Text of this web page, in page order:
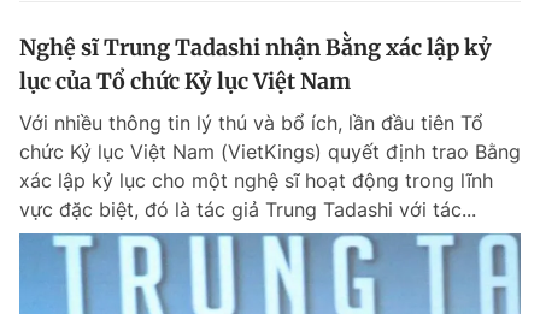
Nghệ sĩ Trung Tadashi nhận Bằng xác lập kỷ
lục của Tổ chức Kỷ lục Việt Nam
Với nhiều thông tin lý thú và bổ ích, lần đầu tiên Tổ
chức Kỷ lục Việt Nam (VietKings) quyết định trao Bằng
xác lập kỷ lục cho một nghệ sĩ hoạt động trong lĩnh
vực đặc biệt, đó là tác giả Trung Tadashi với tác...